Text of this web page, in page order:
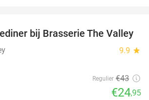
42%
bij Brasserie The Valley
9.9 star
Regulier €43
€24,95